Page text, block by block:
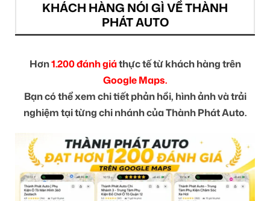
KHÁCH HÀNG NÓI GÌ VỀ THÀNH
PHÁT AUTO
Hơn1.200 đánh giáthực tế từ khách hàng trên
Google Maps.
Bạn có thể xem chi tiết phản hồi, hình ảnh và trải
nghiệm tại từng chi nhánh của Thành Phát Auto.